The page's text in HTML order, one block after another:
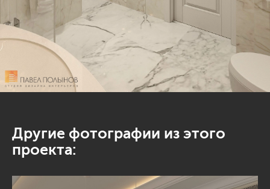
Другие фотографии из этого
проекта: